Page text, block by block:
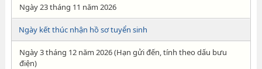
Ngày 23 tháng 11 năm 2026
Ngày kết thúc nhận hồ sơ tuyển sinh
Ngày 3 tháng 12 năm 2026 (Hạn gửi đến, tính theo dấu bưu
điện)